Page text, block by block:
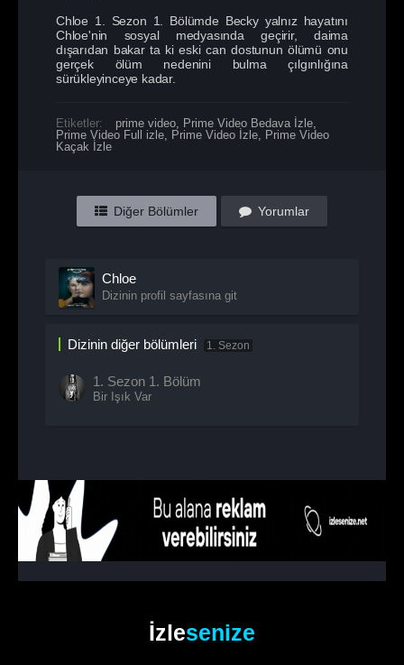
Chloe 1. Sezon 1. Bölümde Becky yalnız hayatını
Chloe'nin sosyal medyasında geçirir, daima
dışarıdan bakar ta ki eski can dostunun ölümü onu
gerçek ölüm nedenini bulma çılgınlığına
sürükleyinceye kadar.
Etiketler: prime video Prime Video Bedava İzle
Prime Video Full izle Prime Video İzle Prime Video
Kaçak İzle
Diğer Bölümler Yorumlar
Chloe
Dizinin profil sayfasına git
Dizinin diğer bölümleri 1. Sezon
1. Sezon 1. Bölüm
Bir Işık Var
İzlesenize